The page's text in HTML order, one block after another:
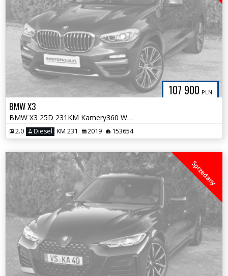
107 900 PLN
BMW X3
BMW X3 25D 231KM Kamery360 WEBASTO Nowy Rozrząd 100% Bezwypadkowa
2.0 Diesel KM 231 2019 153654
Sprzedany